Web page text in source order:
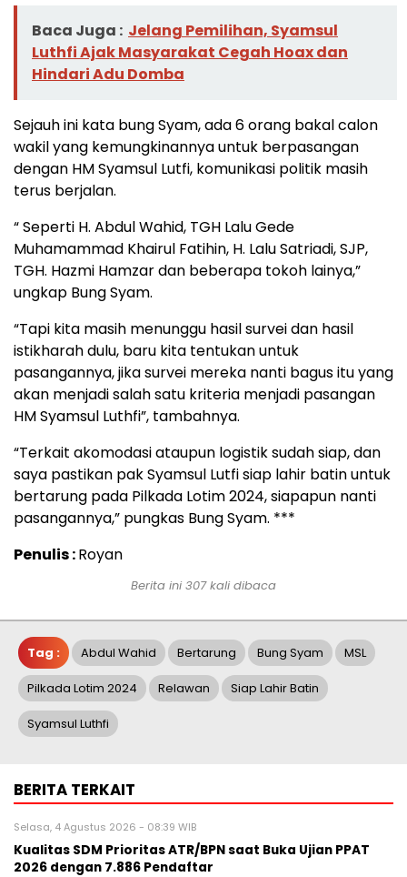
Baca Juga : Jelang Pemilihan, Syamsul
Luthfi Ajak Masyarakat Cegah Hoax dan
Hindari Adu Domba
Sejauh ini kata bung Syam, ada 6 orang bakal calon
wakil yang kemungkinannya untuk berpasangan
dengan HM Syamsul Lutfi, komunikasi politik masih
terus berjalan.
“ Seperti H. Abdul Wahid, TGH Lalu Gede
Muhamammad Khairul Fatihin, H. Lalu Satriadi, SJP,
TGH. Hazmi Hamzar dan beberapa tokoh lainya,”
ungkap Bung Syam.
“Tapi kita masih menunggu hasil survei dan hasil
istikharah dulu, baru kita tentukan untuk
pasangannya, jika survei mereka nanti bagus itu yang
akan menjadi salah satu kriteria menjadi pasangan
HM Syamsul Luthfi”, tambahnya.
“Terkait akomodasi ataupun logistik sudah siap, dan
saya pastikan pak Syamsul Lutfi siap lahir batin untuk
bertarung pada Pilkada Lotim 2024, siapapun nanti
pasangannya,” pungkas Bung Syam. ***
Penulis :Royan
Berita ini 307 kali dibaca
Tag : Abdul Wahid Bertarung Bung Syam MSL
Pilkada Lotim 2024 Relawan Siap Lahir Batin
Syamsul Luthfi
BERITA TERKAIT
Selasa, 4 Agustus 2026 - 08:39 WIB
Kualitas SDM Prioritas ATR/BPN saat Buka Ujian PPAT
2026 dengan 7.886 Pendaftar